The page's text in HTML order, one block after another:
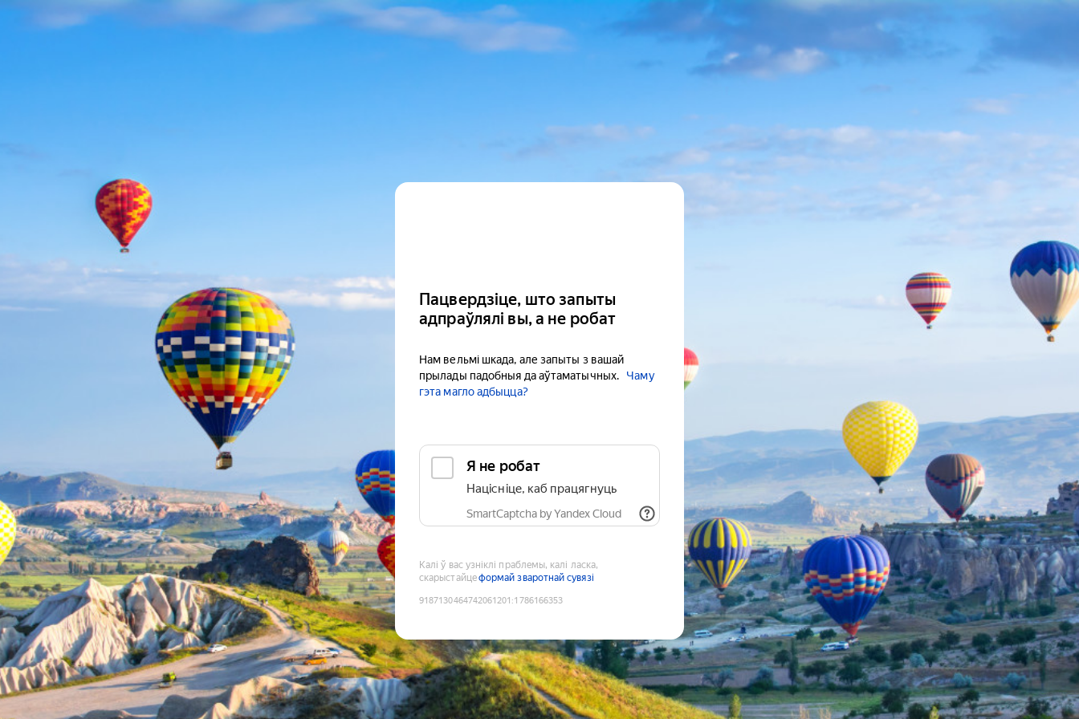
Пацвердзіце, што запыты
адпраўлялі вы, а не робат
Нам вельмі шкада, але запыты з вашай
прылады падобныя да аўтаматычных.
Чаму
гэта магло адбыцца?
Я не робат
Націсніце, каб працягнуць
SmartCaptcha by Yandex Cloud
Калі ў вас узніклі праблемы, калі ласка,
скарыстайцеформай зваротнай сувязі
9187130464742061201 :1786166353